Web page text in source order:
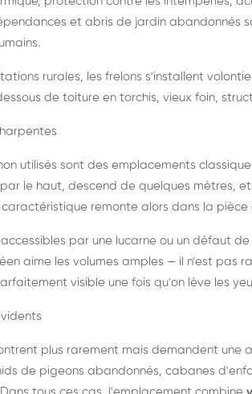
et abris de jardin abandonnés
rurales, les frelons s'installent
de toiture en torchis, vieux foin,
utilisés sont des emplacements
le haut, descend de quelques mètres,
remonte alors dans la pièce
par une lucarne ou un défaut
aime les volumes amples — il n'est pas
visible une fois qu'on lève les
plus rarement mais demandent une
de pigeons abandonnés, cabanes